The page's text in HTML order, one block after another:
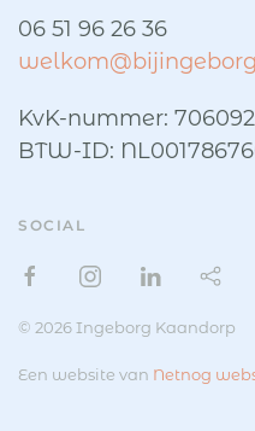
aantal
06 51 96 26 36
KvK-nummer:
BTW-ID:
SOCIAL
© 2026 Ingeborg Kaandorp
Een website van Netnog